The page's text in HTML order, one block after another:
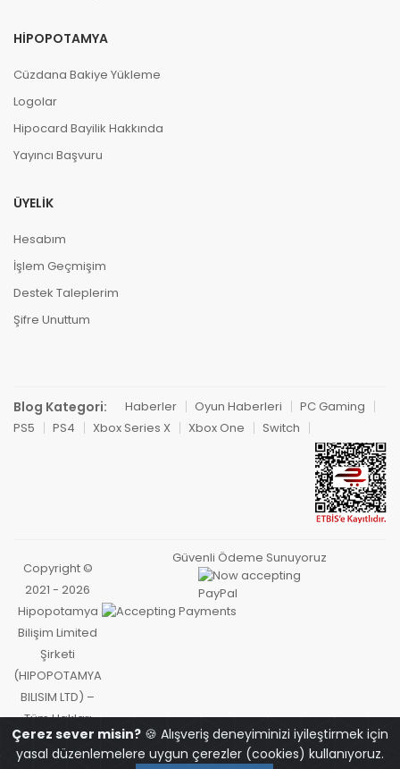
HIPOPOTAMYA
Cüzdana Bakiye Yükleme
Logolar
Hipocard Bayilik Hakkında
Yayıncı Başvuru
ÜYELIK
Hesabım
İşlem Geçmişim
Destek Taleplerim
Şifre Unuttum
Blog Kategori: Haberler Oyun Haberleri
PC Gaming
PS5
PS4 Xbox Series X Xbox One Switch
Copyright ©
2021 - 2026
Hipopotamya
Bilişim Limited
Şirketi
(HIPOPOTAMYA
BILISIM LTD) –
Tüm Hakları
Saklıdır.
Güvenli Ödeme Sunuyoruz
Çerez sever misin? 🍪 Alışveriş deneyiminizi iyileştirmek için
yasal düzenlemelere uygun çerezler (cookies) kullanıyoruz.